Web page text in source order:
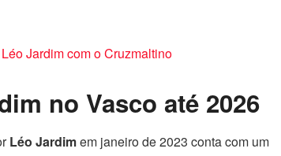
Jardim com o Cruzmaltino
no Vasco até 2026
Léo Jardimem janeiro de 2023 conta com um